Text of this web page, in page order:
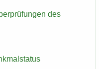
des